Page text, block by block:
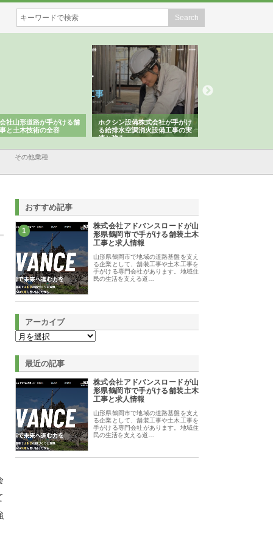
ン設備株式会社が手がけ
水空調消火設備工事の実
み
株式会社東京シー・エム・シー
のGISインフラ管理システム導
入メリット
その他業種
おすすめ記事
1
株式会社アドバンスロードが山
形県鶴岡市で手がける舗装土木
工事と求人情報
山形県鶴岡市で地域の道路基盤を支え
る企業として、舗装工事や土木工事を
手がける専門会社があります。地域住
民の生活を支える道…
アーカイブ
最近の記事
株式会社アドバンスロードが山
形県鶴岡市で手がける舗装土木
工事と求人情報
山形県鶴岡市で地域の道路基盤を支え
る企業として、舗装工事や土木工事を
手がける専門会社があります。地域住
民の生活を支える道…